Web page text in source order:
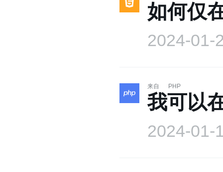
如何仅
2024-01-
来自 PHP
我可以
2024-01-